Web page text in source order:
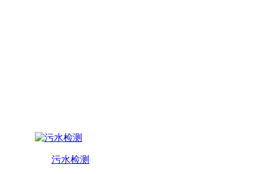
污水检测